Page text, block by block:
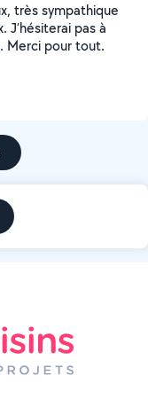
très sympathique
pas à
Merci pour tout.